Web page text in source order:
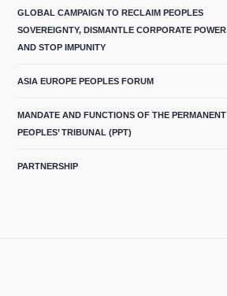
GLOBAL CAMPAIGN TO RECLAIM PEOPLES
SOVEREIGNTY, DISMANTLE CORPORATE POWER
AND STOP IMPUNITY
ASIA EUROPE PEOPLES FORUM
MANDATE AND FUNCTIONS OF THE PERMANENT
PEOPLES’ TRIBUNAL (PPT)
PARTNERSHIP